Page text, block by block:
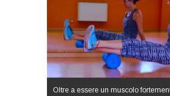
Oltre a essere un muscolo